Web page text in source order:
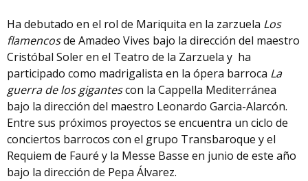
Ha debutado en el rol de Mariquita en la zarzuela Los
flamencosde Amadeo Vives bajo la dirección del maestro
Cristóbal Soler en el Teatro de la Zarzuela y ha
participado como madrigalista en la ópera barroca La
guerra de los gigantescon la Cappella Mediterránea
bajo la dirección del maestro Leonardo Garcia-Alarcón.
Entre sus próximos proyectos se encuentra un ciclo de
conciertos barrocos con el grupo Transbaroque y el
Requiem de Fauré y la Messe Basse en junio de este año
bajo la dirección de Pepa Álvarez.